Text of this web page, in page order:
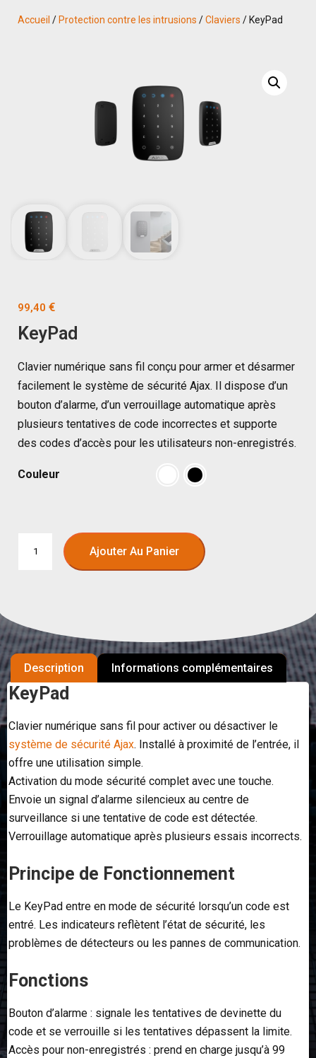
Accueil /Protection contre les intrusions /Claviers / KeyPad
99,40 €
KeyPad
Clavier numérique sans fil conçu pour armer et désarmer
facilement le système de sécurité Ajax. Il dispose d’un
bouton d’alarme, d’un verrouillage automatique après
plusieurs tentatives de code incorrectes et supporte
des codes d’accès pour les utilisateurs non-enregistrés.
Couleur
Ajouter Au Panier
Description Informations complémentaires
KeyPad
Clavier numérique sans fil pour activer ou désactiver le
système de sécurité Ajax. Installé à proximité de l’entrée, il
offre une utilisation simple.
Activation du mode sécurité complet avec une touche.
Envoie un signal d’alarme silencieux au centre de
surveillance si une tentative de code est détectée.
Verrouillage automatique après plusieurs essais incorrects.
Principe de Fonctionnement
Le KeyPad entre en mode de sécurité lorsqu’un code est
entré. Les indicateurs reflètent l’état de sécurité, les
problèmes de détecteurs ou les pannes de communication.
Fonctions
Bouton d’alarme : signale les tentatives de devinette du
code et se verrouille si les tentatives dépassent la limite.
Accès pour non-enregistrés : prend en charge jusqu’à 99